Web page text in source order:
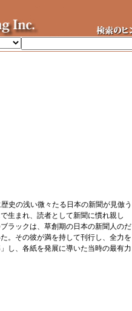
史の浅い微々たる日本の新聞が見倣う
生まれ、読者として新聞に慣れ親し
ラックは、草創期の日本の新聞人のだ
。その彼が満を持して刊行し、全力を
し、各紙を発展に導いた当時の最有力